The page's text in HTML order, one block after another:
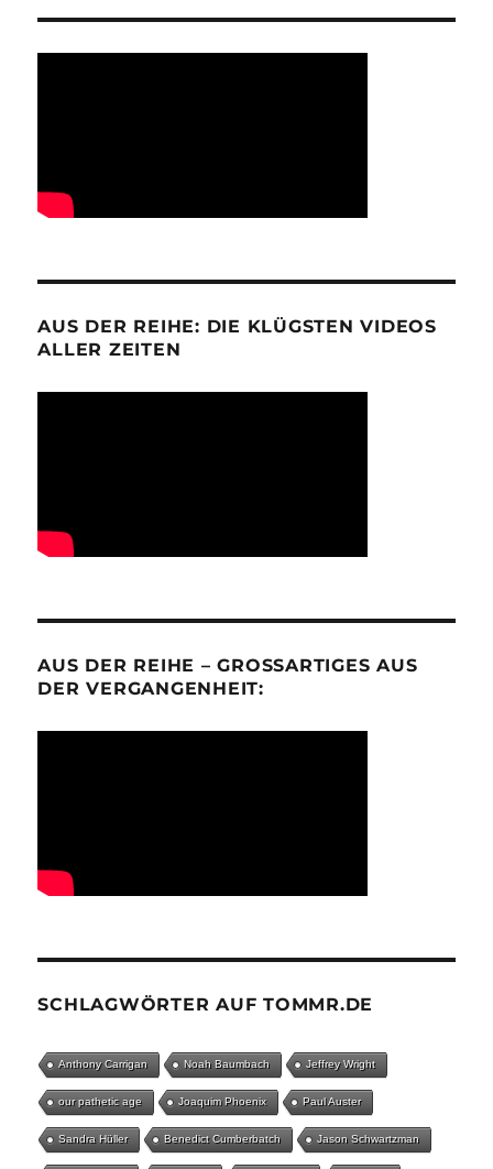
AUS DER REIHE: DIE KLÜGSTEN VIDEOS
ALLER ZEITEN
AUS DER REIHE – GROSSARTIGES AUS D
ER VERGANGENHEIT:
SCHLAGWÖRTER AUF TOMMR.DE
Anthony Carrigan Noah Baumbach Jeffrey Wright
our pathetic age Joaquim Phoenix Paul Auster
Sandra Hüller Benedict Cumberbatch Jason Schwartzman